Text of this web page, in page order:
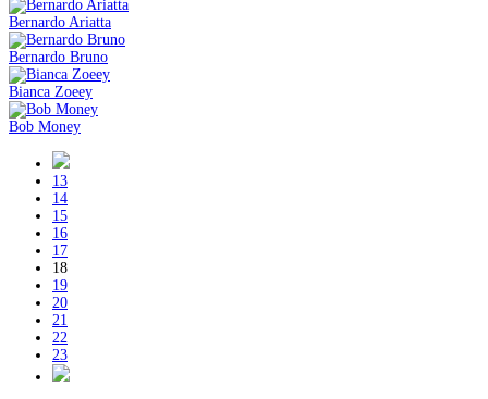
Bernardo Ariatta
Bernardo Bruno
Bianca Zoeey
Bob Money
13
14
15
16
17
18
19
20
21
22
23